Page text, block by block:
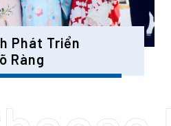
Phát Triển
Ràng